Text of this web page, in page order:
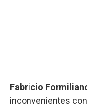
Fabricio
inconvenientes